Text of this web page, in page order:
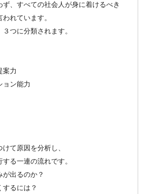
ず、すべての社会人が身に着けるべき
れています。
つに分類されます。
案力
ョン能力
て原因を分析し、
る一連の流れです。
が出るのか？
するには？